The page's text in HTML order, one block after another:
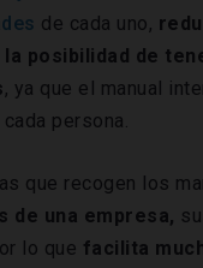
de cada uno,
posibilidad de
, ya que el manual
persona.
que recogen los
de una empresa,
lo que facilita